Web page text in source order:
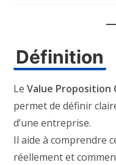
Définition
LeValue Proposition
permet de définir
d’une entreprise.
Il aide à comprendre
réellement et